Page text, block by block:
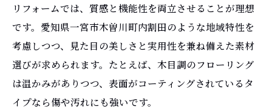
理
リフォーム工事負担を抑えるための重要ポ
イント
仕上げで変わる快適な住まいづくり
リフォーム仕上げで快適な住まいを実現
リフォームでは、質感と機能性を両立させることが理想
です。愛知県一宮市木曽川町内割田のような地域特性を
考慮しつつ、見た目の美しさと実用性を兼ね備えた素材
選びが求められます。たとえば、木目調のフローリング
は温かみがありつつ、表面がコーティングされているタ
イプなら傷や汚れにも強いです。